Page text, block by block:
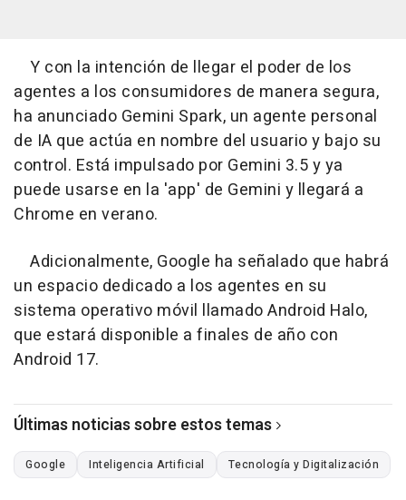
Y con la intención de llegar el poder de los
agentes a los consumidores de manera segura,
ha anunciado Gemini Spark, un agente personal
de IA que actúa en nombre del usuario y bajo su
control. Está impulsado por Gemini 3.5 y ya
puede usarse en la 'app' de Gemini y llegará a
Chrome en verano.
Adicionalmente, Google ha señalado que habrá
un espacio dedicado a los agentes en su
sistema operativo móvil llamado Android Halo,
que estará disponible a finales de año con
Android 17.
Últimas noticias sobre estos temas
Google Inteligencia Artificial Tecnología y Digitalización